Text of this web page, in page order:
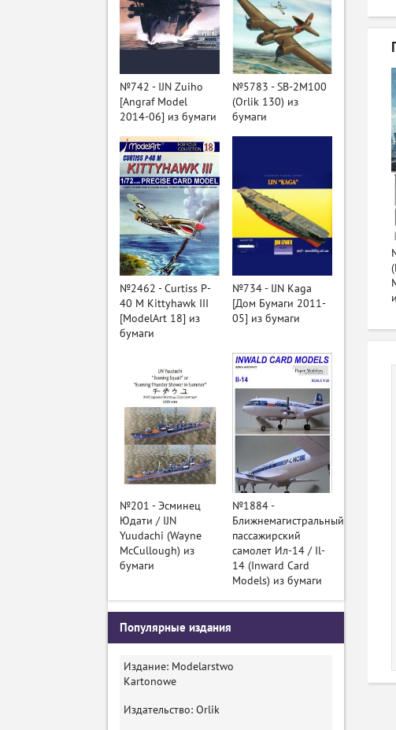
№742 - IJN Zuiho
[Angraf Model
2014-06] из бумаги
№5783 - SB-2M100
(Orlik 130) из
бумаги
№2462 - Curtiss P-
40 M Kittyhawk III
[ModelArt 18] из
бумаги
№734 - IJN Kaga
[Дом Бумаги 2011-
05] из бумаги
№201 - Эсминец
Юдати / IJN
Yuudachi (Wayne
McCullough) из
бумаги
№1884 -
Ближнемагистральный
пассажирский
самолет Ил-14 / Il-
14 (Inward Card
Models) из бумаги
Популярные издания
Издание: Modelarstwo
Kartonowe
Издательство: Orlik